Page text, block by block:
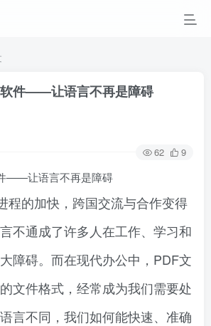
件——让语言不再是障碍
62 9
——让语言不再是障碍
程的加快，跨国交流与合作变得
不通成了许多人在工作、学习和
障碍。而在现代办公中，PDF文
文件格式，经常成为我们需要处
言不同，我们如何能快速、准确